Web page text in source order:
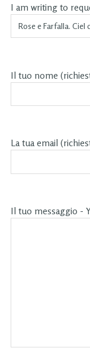
I am writing to
Il tuo nome
La tua email
Il tuo messaggio -